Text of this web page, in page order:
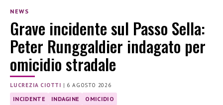
NEWS
Grave incidente sul Passo Sella:
Peter Runggaldier indagato per
omicidio stradale
LUCREZIA CIOTTI | 6 AGOSTO 2026
INCIDENTE INDAGINE OMICIDIO